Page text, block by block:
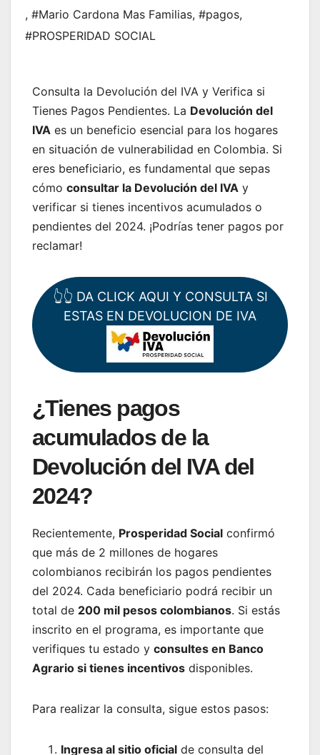
, #Mario Cardona Mas Familias, #pagos,
#PROSPERIDAD SOCIAL
Consulta la Devolución del IVA y Verifica si
Tienes Pagos Pendientes. La Devolución del
IVA es un beneficio esencial para los hogares
en situación de vulnerabilidad en Colombia. Si
eres beneficiario, es fundamental que sepas
cómo consultar la Devolución del IVA y
verificar si tienes incentivos acumulados o
pendientes del 2024. ¡Podrías tener pagos por
reclamar!
👆👆 DA CLICK AQUI Y CONSULTA SI
ESTAS EN DEVOLUCION DE IVA
¿Tienes pagos
acumulados de la
Devolución del IVA del
2024?
Recientemente, Prosperidad Social confirmó
que más de 2 millones de hogares
colombianos recibirán los pagos pendientes
del 2024. Cada beneficiario podrá recibir un
total de 200 mil pesos colombianos. Si estás
inscrito en el programa, es importante que
verifiques tu estado y consultes en Banco
Agrario si tienes incentivos disponibles.
Para realizar la consulta, sigue estos pasos:
Ingresa al sitio oficial de consulta del